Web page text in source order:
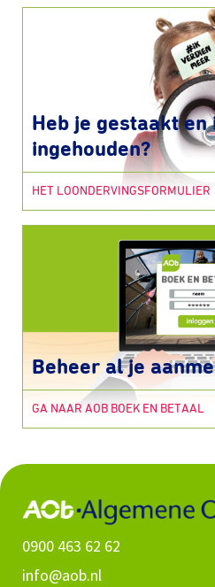
Heb je gestaakt en
ingehouden?
HET LOONDERVINGSFORMULIER
Beheer al je
GA NAAR AOB BOEK EN BETAAL
0900 463 62 62
info@aob.nl